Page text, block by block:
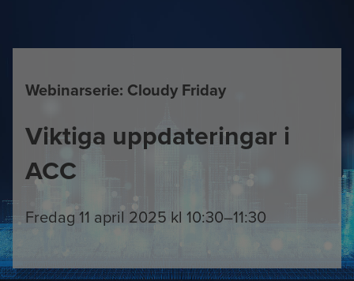
Webinarserie: Cloudy Friday
Viktiga uppdateringar i
ACC
Fredag 11 april 2025 kl 10:30–11:30